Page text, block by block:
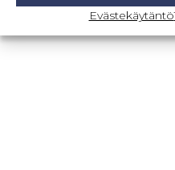
Evästekäytäntö